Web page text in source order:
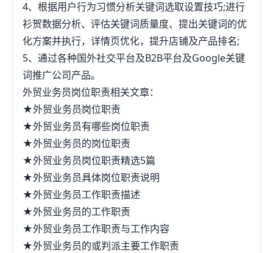
进行督办与落实5、负责文书、印章管理、合同审查
及一般法律事务处理6、负责公司内部出差管理与支
持、文件的打印、复印及办公设备的维修、养护、车
辆管理。
次品太多了，把口碑做烂了，现在中国出口成本在上
升，而质量一直不达标，海关等机构还要红包~~~总
而言之，外贸真心不好做~~~问题六：外贸公司一般
有哪些部门组成？外贸公司一般有哪些部门组成？
答：财务部:管理帐目销售部:揽货,寻找客户操作部:具
体可分为海运、空运、和陆运行政部:管理网络的维
护,公司的宣传一定要做好,以及负责公司一些杂事如
果是小公司的话,我想有这些职务的人就够用了,总体
就是这些,也可以从中在细分,在扩充希望蛋卷的回答
可以帮上你。客服部:负责业务的咨询等如果是小公司
的话,我想有这些职务的人就够用了,总体就是这些,也
可以从中在细分,在扩充采纳哦问题七：外贸专员具体
做什么工作？外贸专员主要分为：外贸采购，外贸销
售。业务跟单。其实都不需要太多在外面跑腿，基本
4、根据用户行为习惯分析关键词选取设置技巧;进行
衫贺数据分析、评估关键词质量度、提出关键词的优
化方案并执行，详情页优化，提升店铺及产品排名;
5、通过各种国外社交平台及B2B平台及Google关键
词推广公司产品。
外贸业务员岗位职责相关文章：
★外贸业务员岗位职责
★外贸业务员有哪些岗位职责
★外贸业务员的岗位职责
★外贸业务员岗位职责精选5篇
★外贸业务员具体岗位职责说明
★外贸业务员工作职责描述
★外贸业务员的工作职责
★外贸业务员工作职责与工作内容
★外贸业务员的或判派主要工作职责